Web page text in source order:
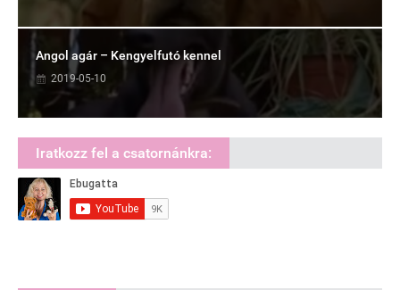
Angol agár – Kengyelfutó kennel
2019-05-10
Iratkozz fel a csatornánkra: